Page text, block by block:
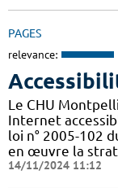
PAGES
relevance:
Le CHU
Internet
loi n° 2005-102
en œuvre la
14/11/2024 11:12